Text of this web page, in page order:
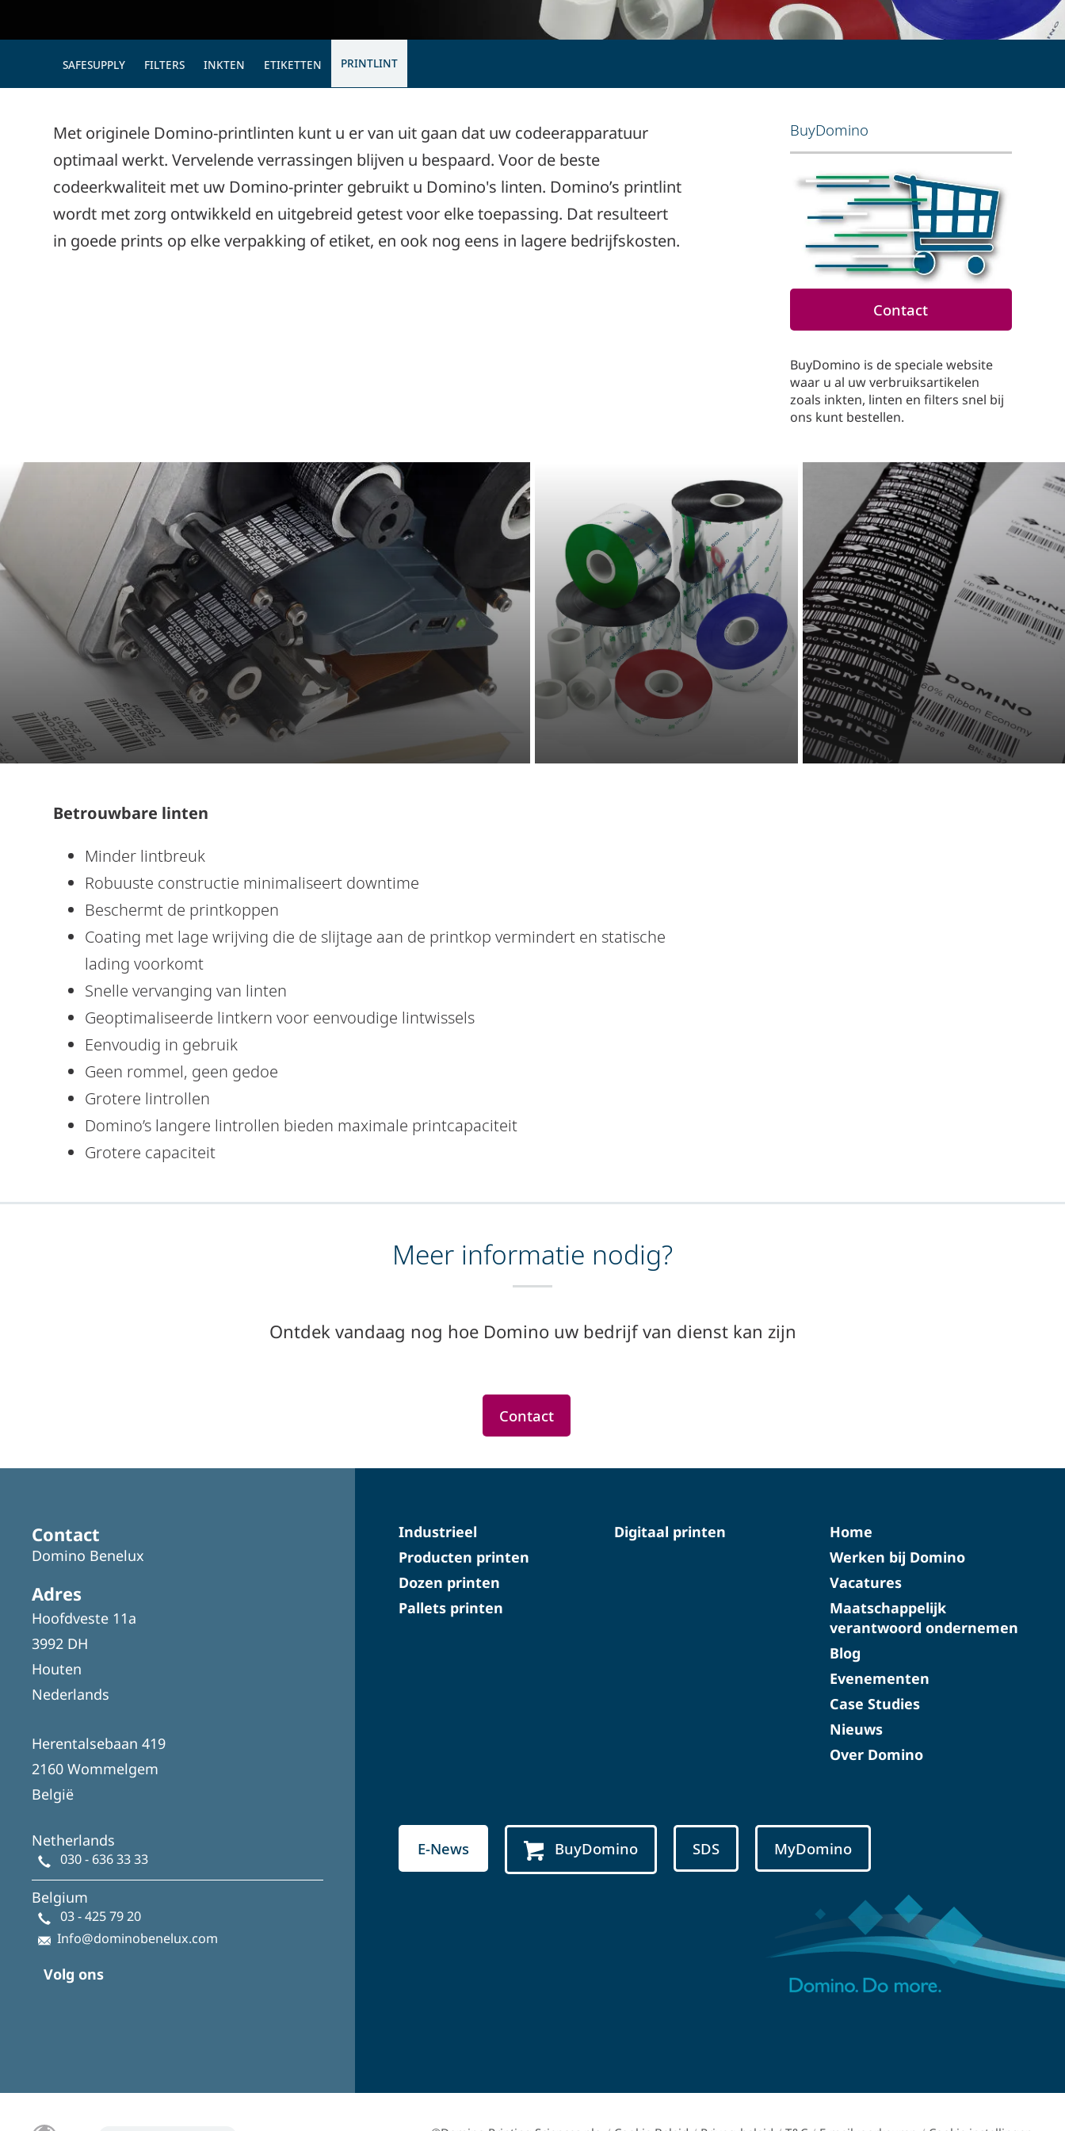
SAFESUPPLY FILTERS INKTEN ETIKETTEN PRINTLINT
BuyDomino
Contact
BuyDomino is de speciale website
waar u al uw verbruiksartikelen
zoals inkten, linten en filters snel bij
ons kunt bestellen.
Met originele Domino-printlinten kunt u er van uit gaan dat uw codeerapparatuur
optimaal werkt. Vervelende verrassingen blijven u bespaard. Voor de beste
codeerkwaliteit met uw Domino-printer gebruikt u Domino's linten. Domino’s printlint
wordt met zorg ontwikkeld en uitgebreid getest voor elke toepassing. Dat resulteert
in goede prints op elke verpakking of etiket, en ook nog eens in lagere bedrijfskosten.
Betrouwbare linten
Minder lintbreuk
Robuuste constructie minimaliseert downtime
Beschermt de printkoppen
Coating met lage wrijving die de slijtage aan de printkop vermindert en statische
lading voorkomt
Snelle vervanging van linten
Geoptimaliseerde lintkern voor eenvoudige lintwissels
Eenvoudig in gebruik
Geen rommel, geen gedoe
Grotere lintrollen
Domino’s langere lintrollen bieden maximale printcapaciteit
Grotere capaciteit
Meer informatie nodig?
Ontdek vandaag nog hoe Domino uw bedrijf van dienst kan zijn
Contact
Contact
Domino Benelux
Adres
Hoofdveste 11a
3992 DH
Houten
Nederlands
Herentalsebaan 419
2160 Wommelgem
België
Netherlands
030 - 636 33 33
Belgium
03 - 425 79 20
Info@dominobenelux.com
Volg ons
Industrieel
Producten printen
Dozen printen
Pallets printen
Digitaal printen
Home
Werken bij Domino
Vacatures
Maatschappelijk
verantwoord ondernemen
Blog
Evenementen
Case Studies
Nieuws
Over Domino
E-News BuyDomino SDS MyDomino